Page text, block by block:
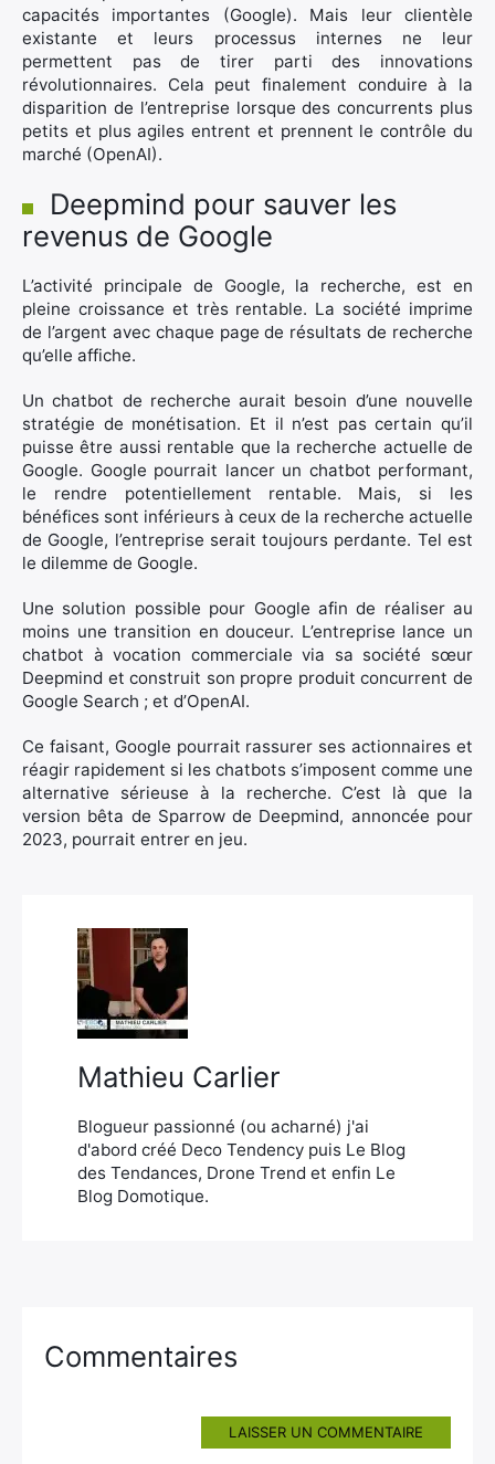
capacités importantes (Google). Mais leur clientèle
existante et leurs processus internes ne leur
permettent pas de tirer parti des innovations
révolutionnaires. Cela peut finalement conduire à la
disparition de l’entreprise lorsque des concurrents plus
petits et plus agiles entrent et prennent le contrôle du
marché (OpenAI).
Deepmind pour sauver les
revenus de Google
L’activité principale de Google, la recherche, est en
pleine croissance et très rentable. La société imprime
de l’argent avec chaque page de résultats de recherche
qu’elle affiche.
Un chatbot de recherche aurait besoin d’une nouvelle
stratégie de monétisation. Et il n’est pas certain qu’il
puisse être aussi rentable que la recherche actuelle de
Google. Google pourrait lancer un chatbot performant,
le rendre potentiellement rentable. Mais, si les
bénéfices sont inférieurs à ceux de la recherche actuelle
de Google, l’entreprise serait toujours perdante. Tel est
le dilemme de Google.
Une solution possible pour Google afin de réaliser au
moins une transition en douceur. L’entreprise lance un
chatbot à vocation commerciale via sa société sœur
Deepmind et construit son propre produit concurrent de
Google Search ; et d’OpenAI.
Ce faisant, Google pourrait rassurer ses actionnaires et
réagir rapidement si les chatbots s’imposent comme une
alternative sérieuse à la recherche. C’est là que la
version bêta de Sparrow de Deepmind, annoncée pour
2023, pourrait entrer en jeu.
Mathieu Carlier
Blogueur passionné (ou acharné) j'ai
d'abord créé Deco Tendency puis Le Blog
des Tendances, Drone Trend et enfin Le
Blog Domotique.
Commentaires
LAISSER UN COMMENTAIRE